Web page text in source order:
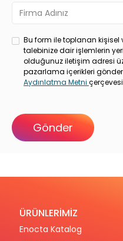
Bu form ile toplanan kişisel
talebinize dair işlemlerin
olduğunuz iletişim adresi
pazarlama içerikleri
Aydınlatma Metni
ÜRÜNLERİMİZ
Enocta Katalog